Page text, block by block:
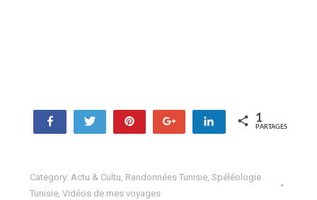
Partagez Tweetez Enregistrer Partagez
1
PARTAGES
Category:Actu & Cultu, Randonnées Tunisie,Spéléologie
Tunisie,Vidéos de mes voyages